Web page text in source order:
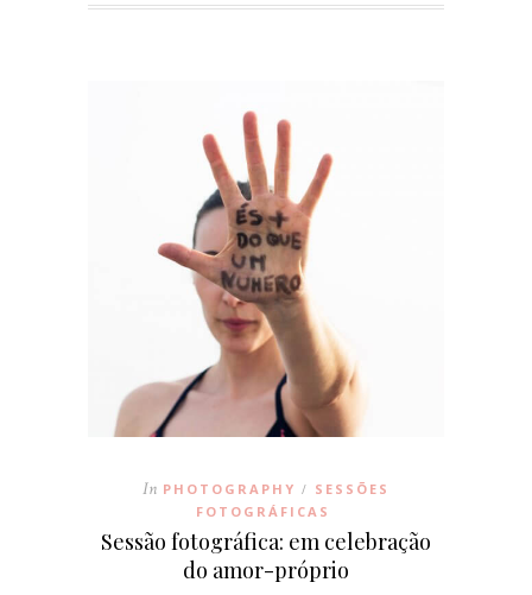
In PHOTOGRAPHY / SESSÕES
FOTOGRÁFICAS
Sessão fotográfica: em celebração
do amor-próprio